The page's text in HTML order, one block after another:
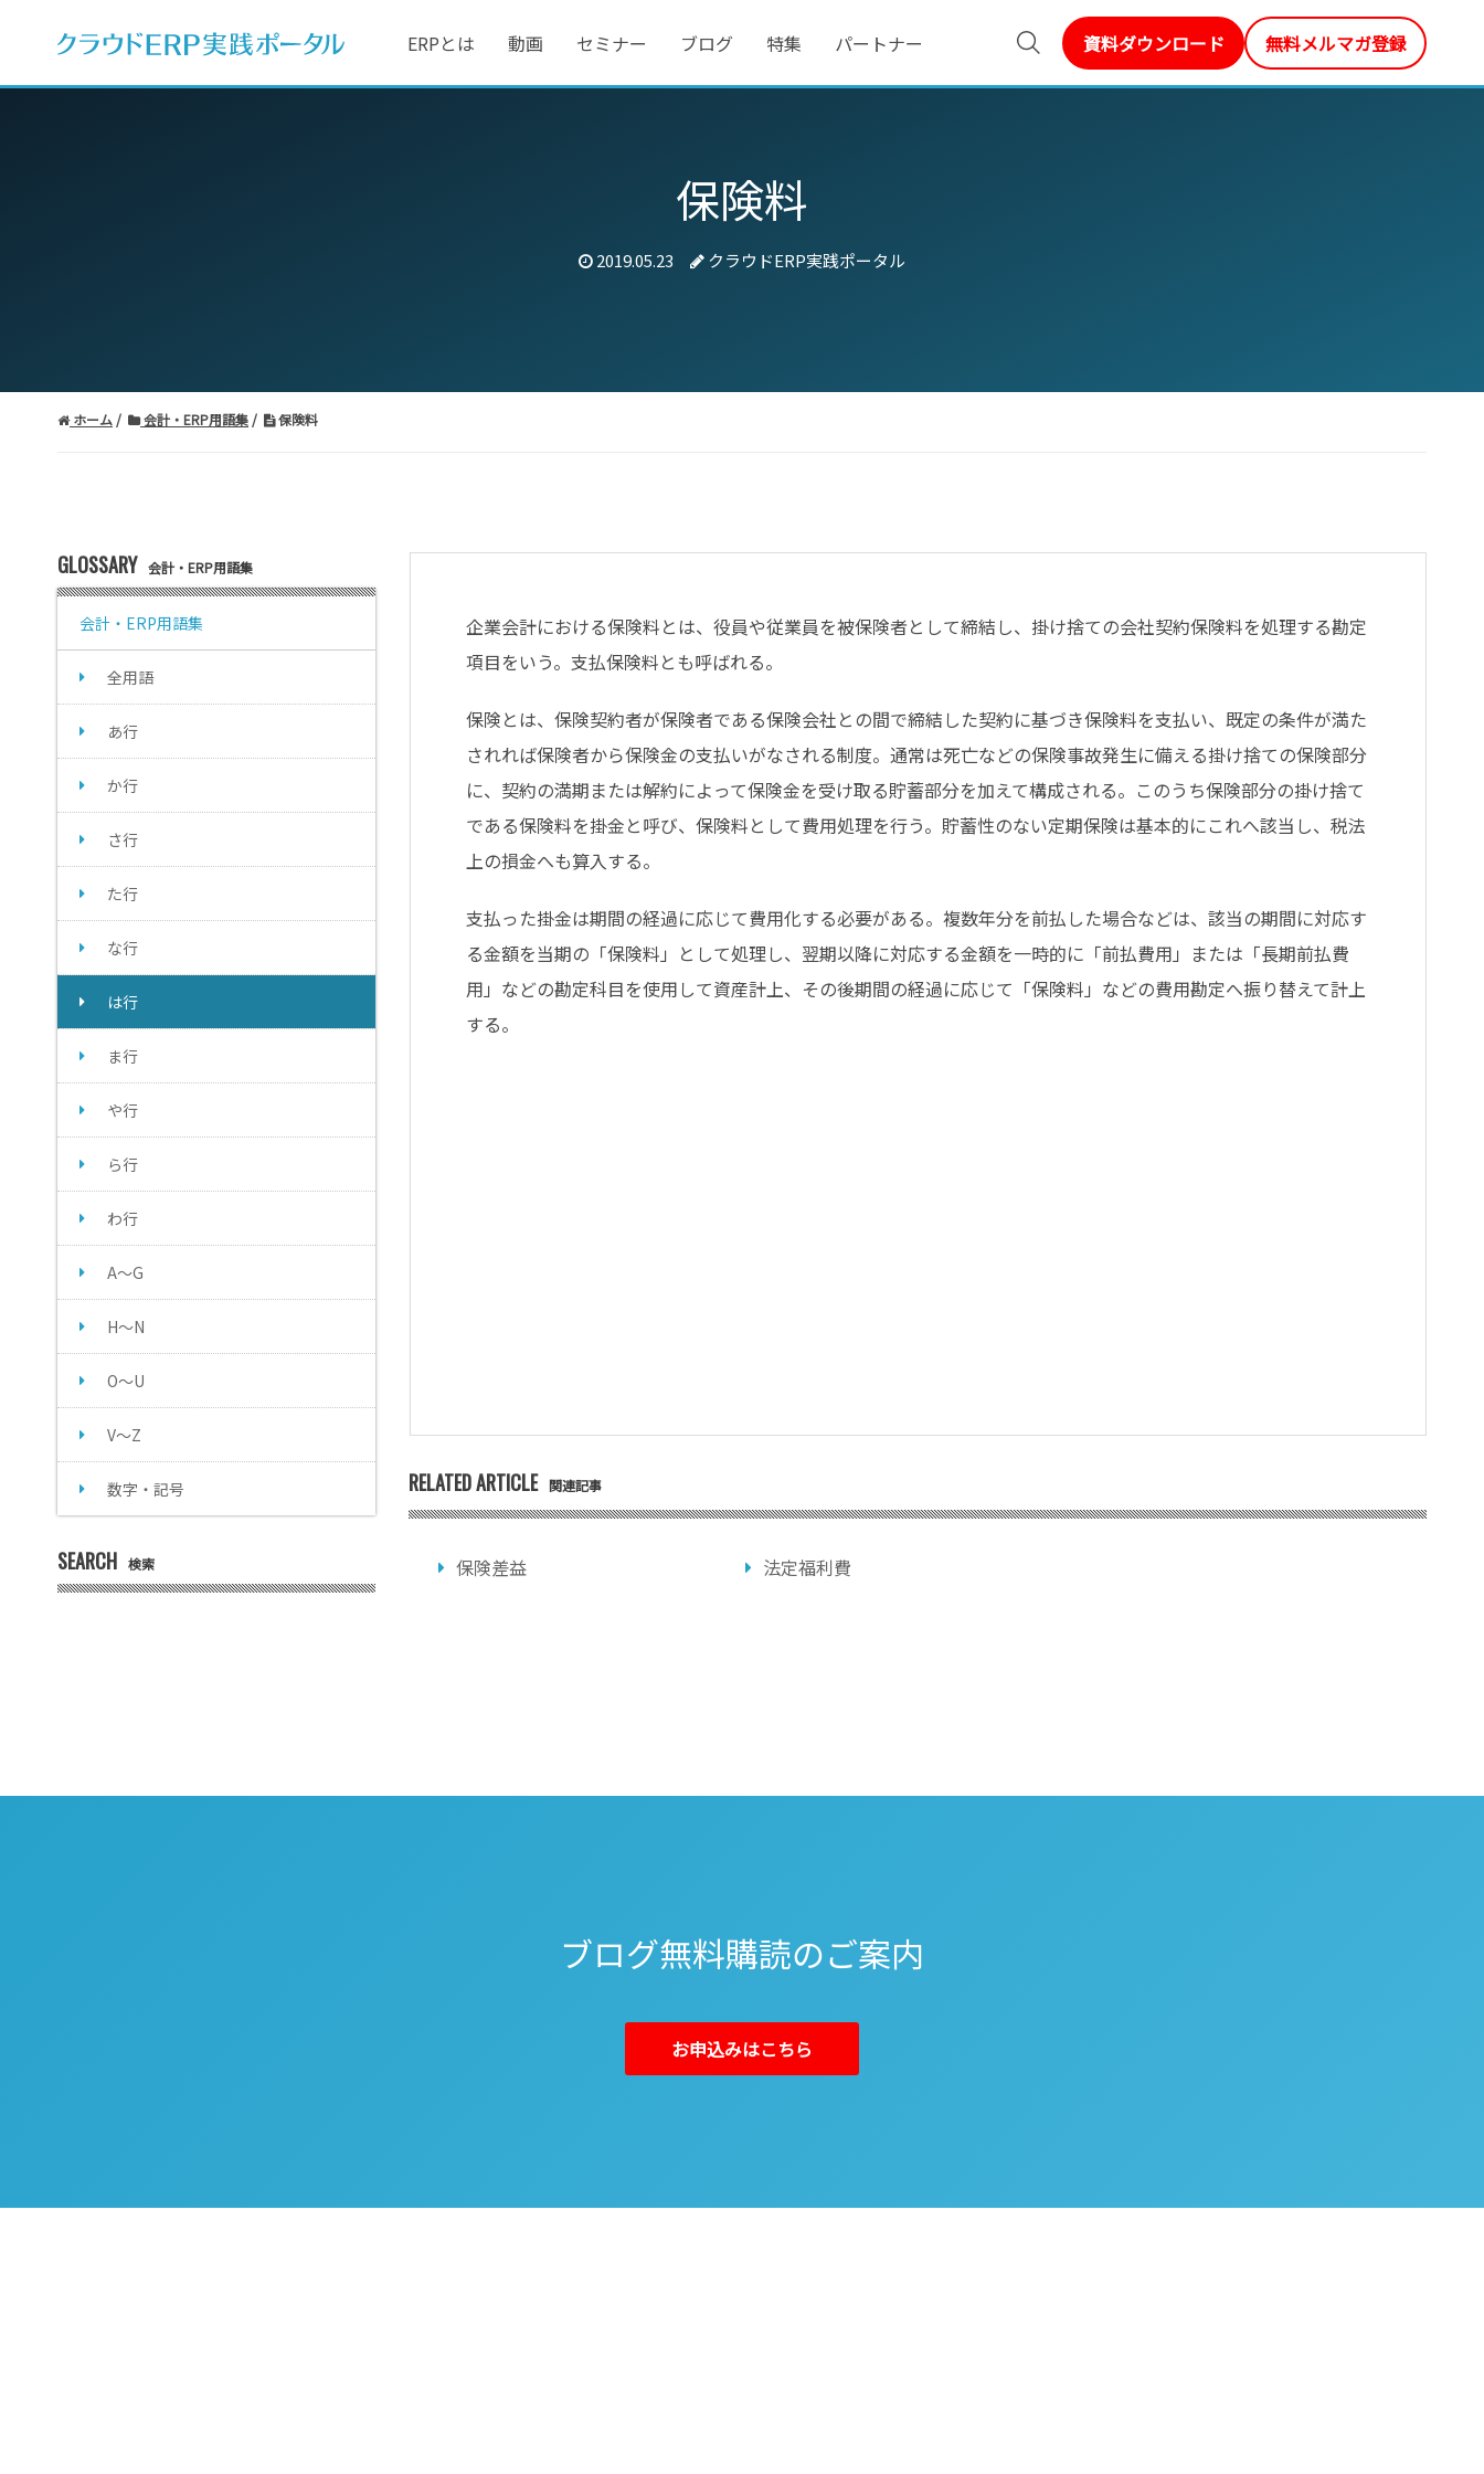
ERPとは 動画 セミナー ブログ 特集 パートナー 資料ダウンロード 無料メルマガ登録
保険料
2019.05.23 クラウドERP実践ポータル
ホーム 会計・ERP用語集 保険料
GLOSSARY 会計・ERP用語集
会計・ERP用語集
全用語
あ行
か行
さ行
た行
な行
は行
ま行
や行
ら行
わ行
A～G
H～N
O～U
V～Z
数字・記号
SEARCH 検索
企業会計における保険料とは、役員や従業員を被保険者として締結し、掛け捨ての会社契約保険料を処理する勘定
項目をいう。支払保険料とも呼ばれる。
保険とは、保険契約者が保険者である保険会社との間で締結した契約に基づき保険料を支払い、既定の条件が満た
されれば保険者から保険金の支払いがなされる制度。通常は死亡などの保険事故発生に備える掛け捨ての保険部分
に、契約の満期または解約によって保険金を受け取る貯蓄部分を加えて構成される。このうち保険部分の掛け捨て
である保険料を掛金と呼び、保険料として費用処理を行う。貯蓄性のない定期保険は基本的にこれへ該当し、税法
上の損金へも算入する。
支払った掛金は期間の経過に応じて費用化する必要がある。複数年分を前払した場合などは、該当の期間に対応す
る金額を当期の「保険料」として処理し、翌期以降に対応する金額を一時的に「前払費用」または「長期前払費
用」などの勘定科目を使用して資産計上、その後期間の経過に応じて「保険料」などの費用勘定へ振り替えて計上
する。
RELATED ARTICLE 関連記事
保険差益 法定福利費
ブログ無料購読のご案内
お申込みはこちら